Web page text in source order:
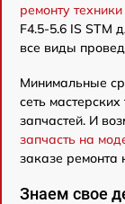
ремонту
F4.5-5.6 IS STM
все виды
Минимальные
сеть
запчастей. И
запчасть на
заказе ремонта
Знаем свое